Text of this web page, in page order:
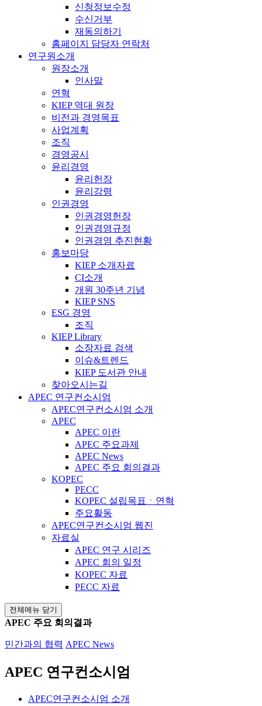
신청정보수정
수신거부
재동의하기
홈페이지 담당자 연락처
연구원소개
원장소개
인사말
연혁
KIEP 역대 원장
비전과 경영목표
사업계획
조직
경영공시
윤리경영
윤리헌장
윤리강령
인권경영
인권경영헌장
인권경영규정
인권경영 추진현황
홍보마당
KIEP 소개자료
CI소개
개원 30주년 기념
KIEP SNS
ESG 경영
조직
KIEP Library
소장자료 검색
이슈&트렌드
KIEP 도서관 안내
찾아오시는길
APEC 연구컨소시엄
APEC연구컨소시엄 소개
APEC
APEC 이란
APEC 주요과제
APEC News
APEC 주요 회의결과
KOPEC
PECC
KOPEC 설립목표ㆍ연혁
주요활동
APEC연구컨소시엄 웹진
자료실
APEC 연구 시리즈
APEC 회의 일정
KOPEC 자료
PECC 자료
전체메뉴 닫기
APEC 주요 회의결과
민간과의 협력 APEC News
APEC 연구컨소시엄
APEC연구컨소시엄 소개